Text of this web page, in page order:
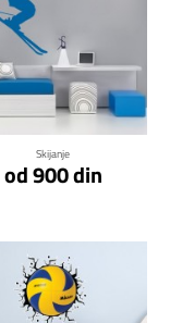
Skijanje
od 900 din
Klikni za detalje